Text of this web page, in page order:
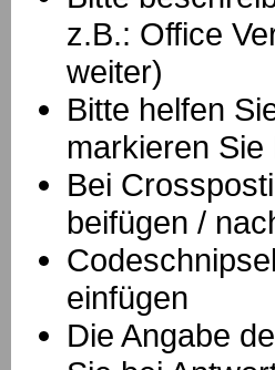
z.B.: Office
weiter)
Bitte helfen
markieren
Bei
beifügen /
einfügen
Die Angabe